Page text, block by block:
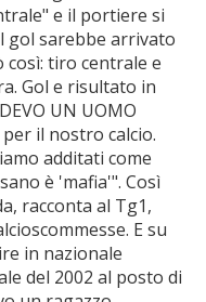
e il portiere si
gol sarebbe arrivato
così: tiro centrale e
Gol e risultato in
UN UOMO
il nostro calcio.
additati come
è 'mafia'". Così
racconta al Tg1,
E su
in nazionale
del 2002 al posto di